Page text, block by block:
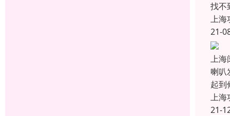
找不
上海
21-
上海
喇叭
起到
上海
21-